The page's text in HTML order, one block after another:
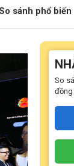
sánh phổ biến
So
đồng